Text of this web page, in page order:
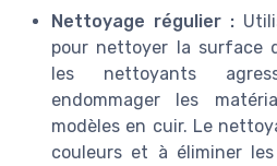
Nettoyage régulier :
pour nettoyer la surface
les nettoyants
endommager les
modèles en cuir. Le
couleurs et à éliminer